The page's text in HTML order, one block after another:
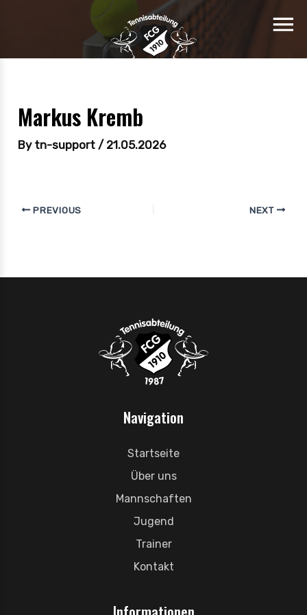
Markus Kremb
By tn-support / 21.05.2026
PREVIOUS NEXT
Navigation
Startseite
Über uns
Mannschaften
Jugend
Trainer
Kontakt